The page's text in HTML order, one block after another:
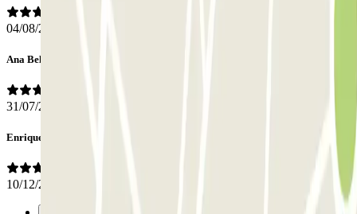
04/08/2026
Ana Belén
31/07/2026
Enrique
10/12/2025